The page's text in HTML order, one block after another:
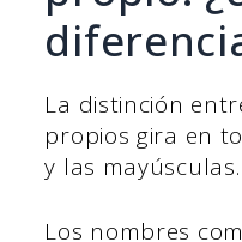
La distinción
propios gira en
y las mayúsculas.
Los nombres